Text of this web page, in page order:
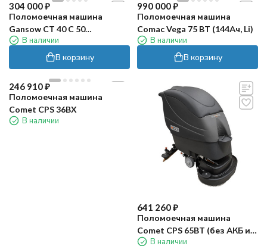
304 000₽
Поломоечная машина
Gansow CT 40 C 50
(электрическая)
В наличии
В корзину
990 000₽
Поломоечная машина
Comac Vega 75 BT (144Ач, Li)
В наличии
В корзину
246 910₽
Поломоечная машина
Comet CPS 36BX
В наличии
641 260₽
Поломоечная машина
Comet CPS 65BT (без АКБ и
ЗУ)В наличии